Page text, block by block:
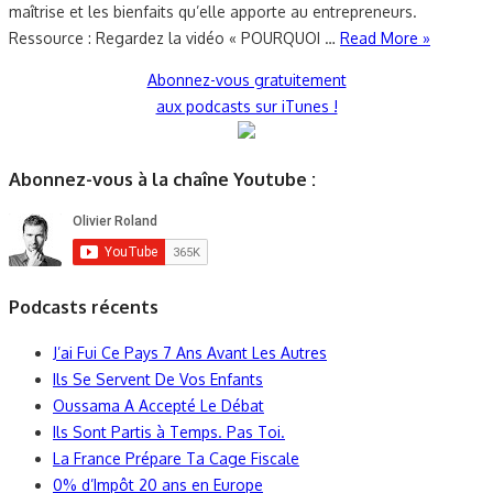
maîtrise et les bienfaits qu’elle apporte au entrepreneurs.
Ressource : Regardez la vidéo « POURQUOI … Read More »
Abonnez-vous gratuitement
aux podcasts sur iTunes !
Abonnez-vous à la chaîne Youtube :
Podcasts récents
J’ai Fui Ce Pays 7 Ans Avant Les Autres
Ils Se Servent De Vos Enfants
Oussama A Accepté Le Débat
Ils Sont Partis à Temps. Pas Toi.
La France Prépare Ta Cage Fiscale
0% d’Impôt 20 ans en Europe